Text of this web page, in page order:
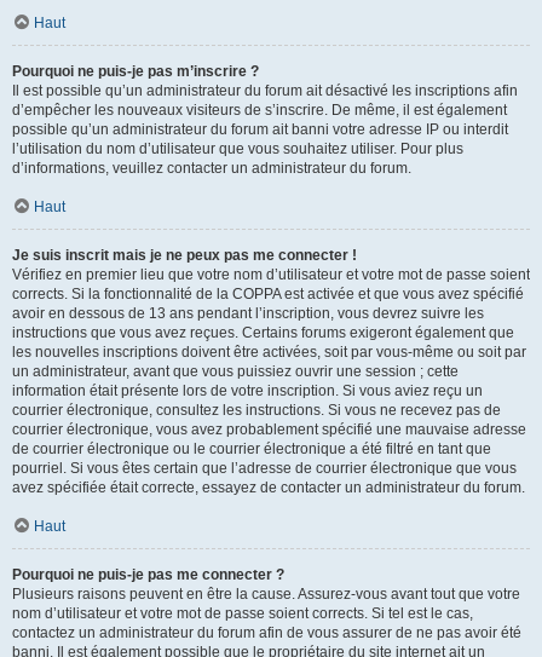
Haut
Pourquoi ne puis-je pas m’inscrire ?
Il est possible qu’un administrateur du forum ait désactivé les inscriptions afin
d’empêcher les nouveaux visiteurs de s’inscrire. De même, il est également
possible qu’un administrateur du forum ait banni votre adresse IP ou interdit
l’utilisation du nom d’utilisateur que vous souhaitez utiliser. Pour plus
d’informations, veuillez contacter un administrateur du forum.
Haut
Je suis inscrit mais je ne peux pas me connecter !
Vérifiez en premier lieu que votre nom d’utilisateur et votre mot de passe soient
corrects. Si la fonctionnalité de la COPPA est activée et que vous avez spécifié
avoir en dessous de 13 ans pendant l’inscription, vous devrez suivre les
instructions que vous avez reçues. Certains forums exigeront également que
les nouvelles inscriptions doivent être activées, soit par vous-même ou soit par
un administrateur, avant que vous puissiez ouvrir une session ; cette
information était présente lors de votre inscription. Si vous aviez reçu un
courrier électronique, consultez les instructions. Si vous ne recevez pas de
courrier électronique, vous avez probablement spécifié une mauvaise adresse
de courrier électronique ou le courrier électronique a été filtré en tant que
pourriel. Si vous êtes certain que l’adresse de courrier électronique que vous
avez spécifiée était correcte, essayez de contacter un administrateur du forum.
Haut
Pourquoi ne puis-je pas me connecter ?
Plusieurs raisons peuvent en être la cause. Assurez-vous avant tout que votre
nom d’utilisateur et votre mot de passe soient corrects. Si tel est le cas,
contactez un administrateur du forum afin de vous assurer de ne pas avoir été
banni. Il est également possible que le propriétaire du site internet ait un